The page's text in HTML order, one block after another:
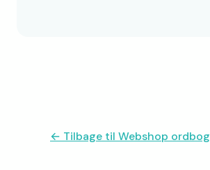
← Tilbage til Webshop ordbog